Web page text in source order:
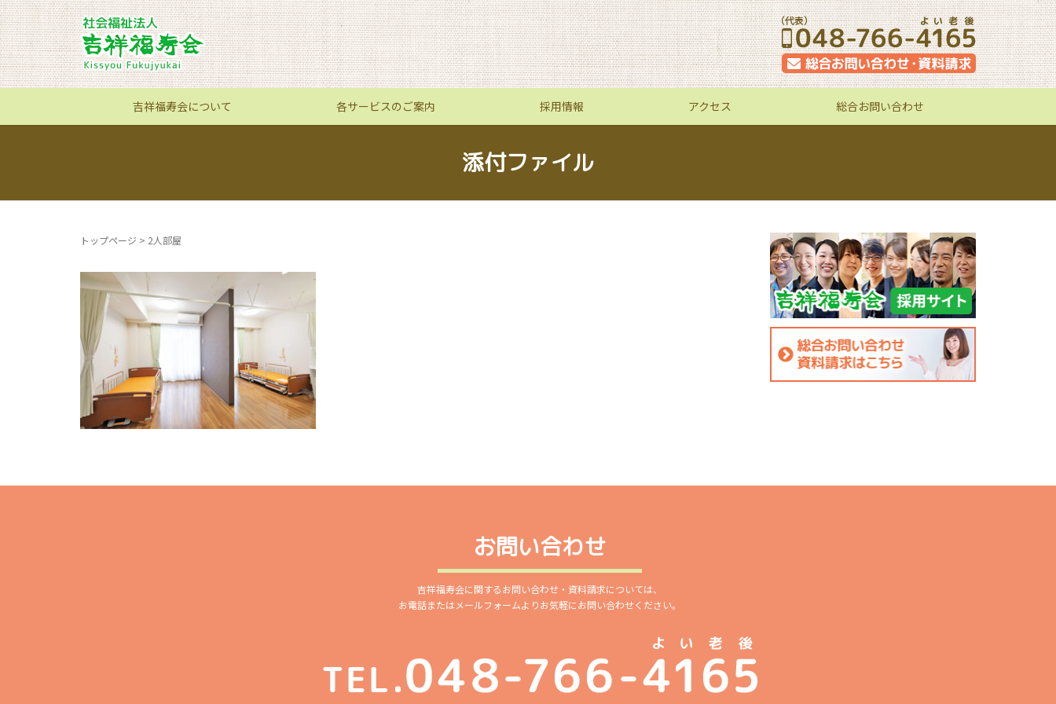
吉祥福寿会について 各サービスのご案内 採用情報 アクセス 総合お問い合わせ
添付ファイル
トップページ > 2人部屋
お問い合わせ
吉祥福寿会に関するお問い合わせ・資料請求については、
お電話またはメールフォームよりお気軽にお問い合わせください。